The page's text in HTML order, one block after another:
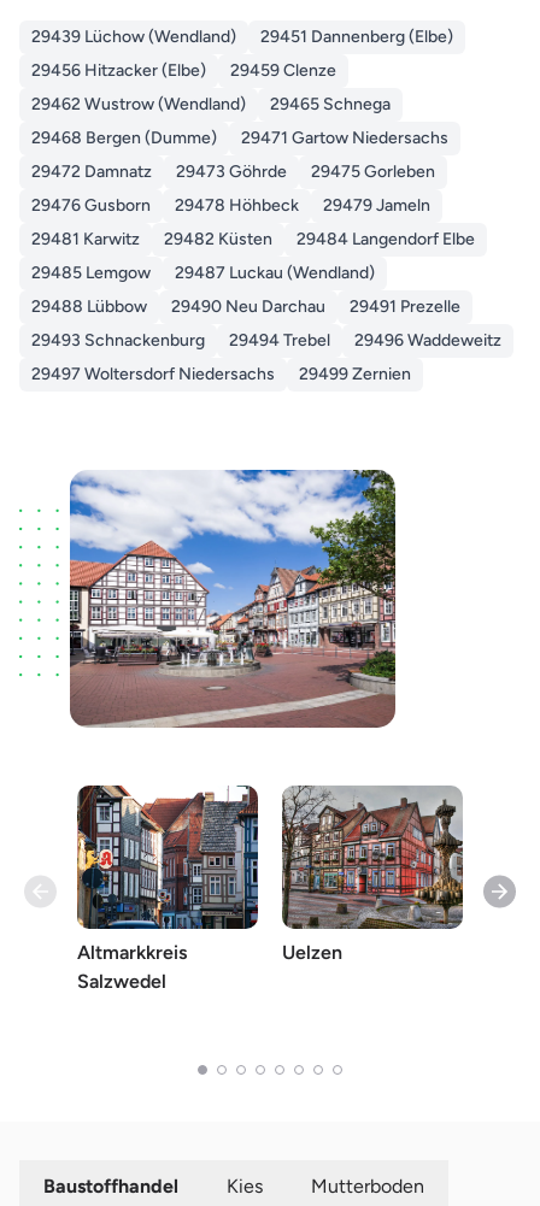
29439 Lüchow (Wendland)
29451 Dannenberg (Elbe)
29456 Hitzacker (Elbe)
29459 Clenze
29462 Wustrow (Wendland)
29465 Schnega
29468 Bergen (Dumme)
29471 Gartow Niedersachs
29472 Damnatz
29473 Göhrde
29475 Gorleben
29476 Gusborn
29478 Höhbeck
29479 Jameln
29481 Karwitz
29482 Küsten
29484 Langendorf Elbe
29485 Lemgow
29487 Luckau (Wendland)
29488 Lübbow
29490 Neu Darchau
29491 Prezelle
29493 Schnackenburg
29494 Trebel
29496 Waddeweitz
29497 Woltersdorf Niedersachs
29499 Zernien
Altmarkkreis
Salzwedel
Uelzen
Baustoffhandel Kies Mutterboden